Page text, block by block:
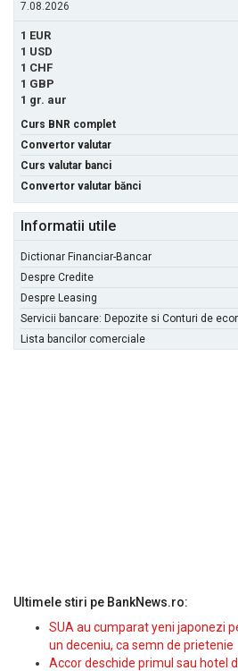
7.08.2026
1 EUR
1 USD
1 CHF
1 GBP
1 gr. aur
Curs BNR complet
Convertor valutar
Curs valutar banci
Convertor valutar bănci
Informatii utile
Dictionar Financiar-Bancar
Despre Credite
Despre Leasing
Servicii bancare: Depozite si Conturi de
Lista bancilor comerciale
Ultimele stiri pe BankNews.ro:
SUA au cumparat yeni japonezi
un deceniu, ca semn de prietenie
Accor deschide primul sau hotel